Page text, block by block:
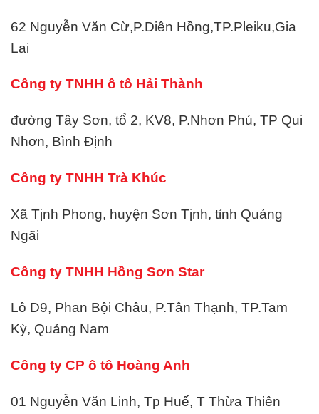
62 Nguyễn Văn Cừ,P.Diên Hồng,TP.Pleiku,Gia
Lai
Công ty TNHH ô tô Hải Thành
đường Tây Sơn, tổ 2, KV8, P.Nhơn Phú, TP Qui
Nhơn, Bình Định
Công ty TNHH Trà Khúc
Xã Tịnh Phong, huyện Sơn Tịnh, tỉnh Quảng
Ngãi
Công ty TNHH Hồng Sơn Star
Lô D9, Phan Bội Châu, P.Tân Thạnh, TP.Tam
Kỳ, Quảng Nam
Công ty CP ô tô Hoàng Anh
01 Nguyễn Văn Linh, Tp Huế, T Thừa Thiên